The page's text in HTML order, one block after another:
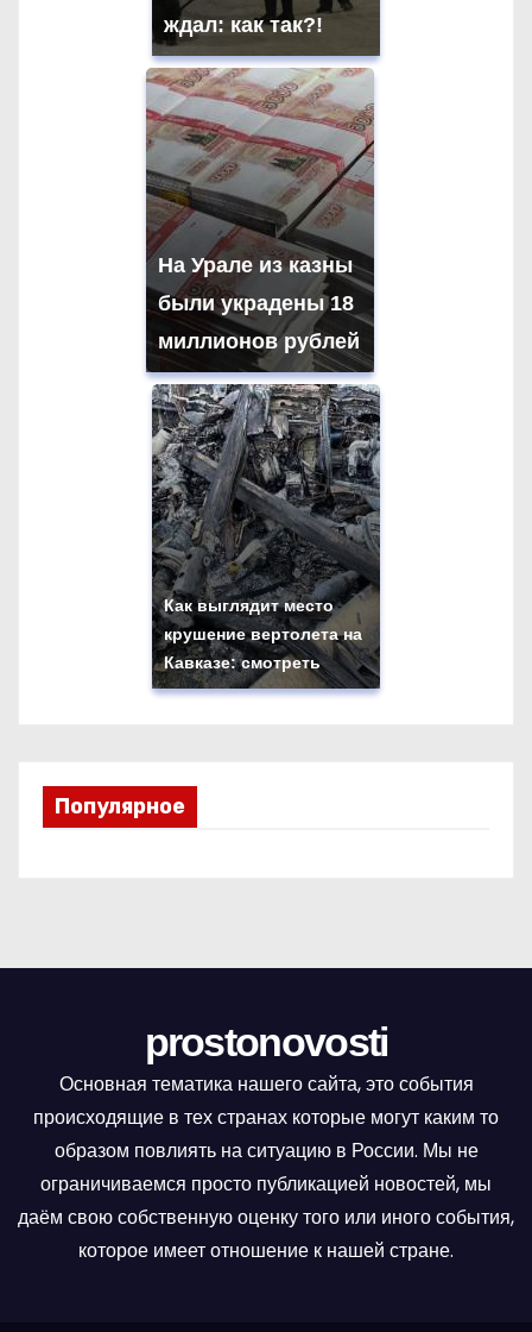
ждал: как так?!
На Урале из казны
были украдены 18
миллионов рублей
Как выглядит место
крушение вертолета на
Кавказе: смотреть
Популярное
prostonovosti
Основная тематика нашего сайта, это события
происходящие в тех странах которые могут каким то
образом повлиять на ситуацию в России. Мы не
ограничиваемся просто публикацией новостей, мы
даём свою собственную оценку того или иного события,
которое имеет отношение к нашей стране.